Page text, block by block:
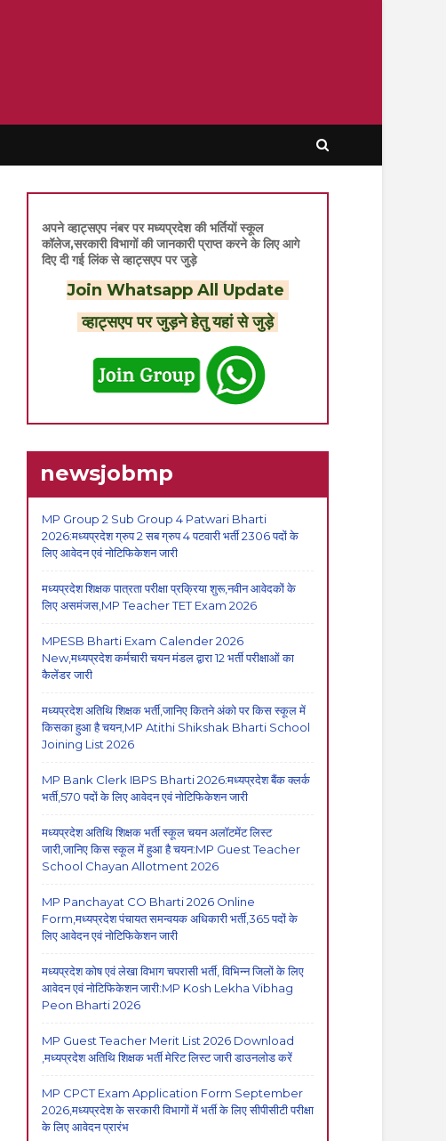
अपने व्हाट्सएप नंबर पर मध्यप्रदेश की भर्तियों स्कूल
कॉलेज,सरकारी विभागों की जानकारी प्राप्त करने के लिए आगे
दिए दी गई लिंक से व्हाट्सएप पर जुड़े
Join Whatsapp All Update
व्हाट्सएप पर जुड़ने हेतु यहां से जुड़े
newsjobmp
MP Group 2 Sub Group 4 Patwari Bharti
2026:मध्यप्रदेश ग्रुप 2 सब ग्रुप 4 पटवारी भर्ती 2306 पदों के
लिए आवेदन एवं नोटिफिकेशन जारी
मध्यप्रदेश शिक्षक पात्रता परीक्षा प्रक्रिया शुरू,नवीन आवेदकों के
लिए असमंजस,MP Teacher TET Exam 2026
MPESB Bharti Exam Calender 2026
New,मध्यप्रदेश कर्मचारी चयन मंडल द्वारा 12 भर्ती परीक्षाओं का
कैलेंडर जारी
मध्यप्रदेश अतिथि शिक्षक भर्ती,जानिए कितने अंको पर किस स्कूल में
किसका हुआ है चयन,MP Atithi Shikshak Bharti School
Joining List 2026
MP Bank Clerk IBPS Bharti 2026:मध्यप्रदेश बैंक क्लर्क
भर्ती,570 पदों के लिए आवेदन एवं नोटिफिकेशन जारी
मध्यप्रदेश अतिथि शिक्षक भर्ती स्कूल चयन अलॉटमेंट लिस्ट
जारी,जानिए किस स्कूल में हुआ है चयन:MP Guest Teacher
School Chayan Allotment 2026
MP Panchayat CO Bharti 2026 Online
Form,मध्यप्रदेश पंचायत समन्वयक अधिकारी भर्ती,365 पदों के
लिए आवेदन एवं नोटिफिकेशन जारी
मध्यप्रदेश कोष एवं लेखा विभाग चपरासी भर्ती, विभिन्न जिलों के लिए
आवेदन एवं नोटिफिकेशन जारी:MP Kosh Lekha Vibhag
Peon Bharti 2026
MP Guest Teacher Merit List 2026 Download
,मध्यप्रदेश अतिथि शिक्षक भर्ती मेरिट लिस्ट जारी डाउनलोड करें
MP CPCT Exam Application Form September
2026,मध्यप्रदेश के सरकारी विभागों में भर्ती के लिए सीपीसीटी परीक्षा
के लिए आवेदन प्रारंभ